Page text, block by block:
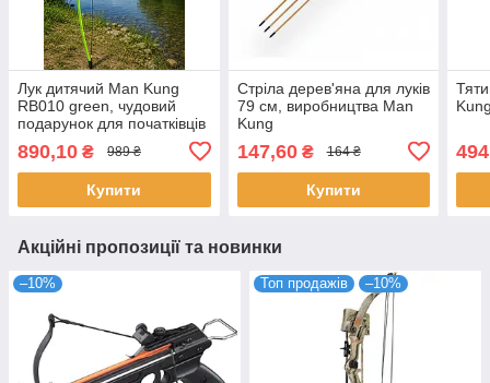
Лук дитячий Man Kung
RB010 green, чудовий
подарунок для початківців
890,10 ₴ 989 ₴
Купити
Стріла дерев'яна для луків
79 см, виробництва Man
Kung
147,60₴ 164 ₴
Купити
Акційні пропозиції та новинки
–10% Топ продажів –10%